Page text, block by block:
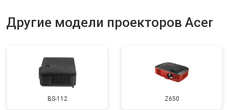
Другие модели проекторов Acer
BS-112 Z650